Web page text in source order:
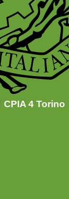
CPIA 4 Torino